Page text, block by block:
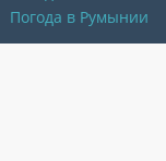
Погода в Румынии